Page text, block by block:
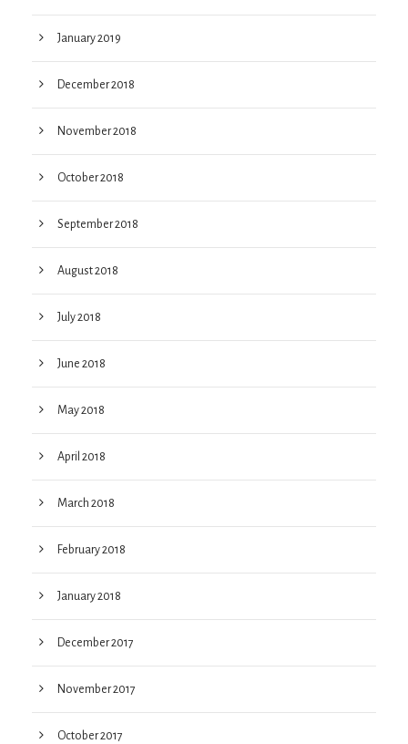
January 2019
December 2018
November 2018
October 2018
September 2018
August 2018
July 2018
June 2018
May 2018
April 2018
March 2018
February 2018
January 2018
December 2017
November 2017
October 2017